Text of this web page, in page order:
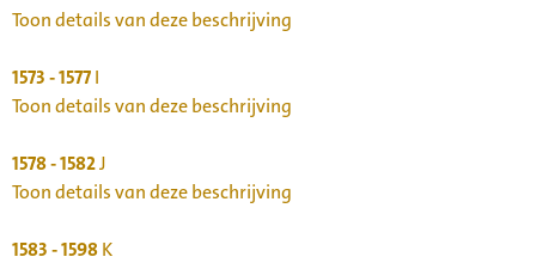
Toon details van deze beschrijving
1573 - 1577I
Toon details van deze beschrijving
1578 - 1582J
Toon details van deze beschrijving
1583 - 1598K